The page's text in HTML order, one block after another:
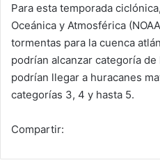
Para esta temporada
Oceánica y Atmosférica
tormentas para la cuenca
podrían alcanzar categoría
podrían llegar a huracanes
categorías 3, 4 y hasta 5.
Compartir: